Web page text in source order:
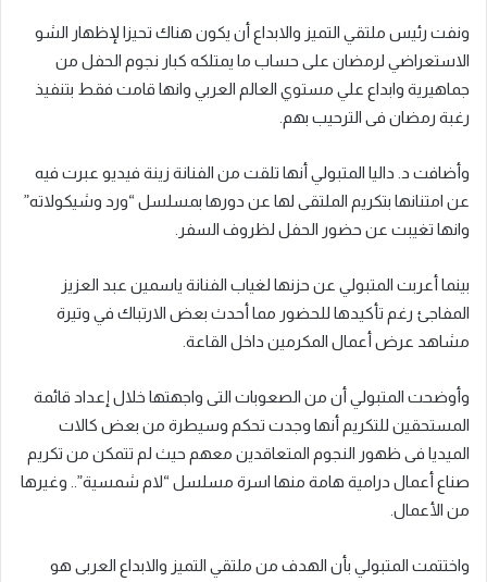
ونفت رئيس ملتقي التميز والابداع أن يكون هناك تحيزا لإظهار الشو
الاستعراضي لرمضان على حساب ما يمتلكه كبار نجوم الحفل من
جماهيرية وابداع علي مستوي العالم العربي وانها قامت فقط بتنفيذ
رغبة رمضان فى الترحيب بهم.
وأضافت د. داليا المتبولي أنها تلقت من الفنانة زينة فيديو عبرت فيه
عن امتنانها بتكريم الملتقى لها عن دورها بمسلسل “ورد وشيكولاته”
وانها تغيبت عن حضور الحفل لظروف السفر.
بينما أعربت المتبولي عن حزنها لغياب الفنانة ياسمين عبد العزيز
المفاجئ رغم تأكيدها للحضور مما أحدث بعض الارتباك في وتيرة
مشاهد عرض أعمال المكرمين داخل القاعة.
وأوضحت المتبولي أن من الصعوبات التى واجهتها خلال إعداد قائمة
المستحقين للتكريم أنها وجدت تحكم وسيطرة من بعض كالات
الميديا فى ظهور النجوم المتعاقدين معهم حيث لم تتمكن من تكريم
صناع أعمال درامية هامة منها اسرة مسلسل “لام شمسية”.. وغيرها
من الأعمال.
واختتمت المتبولي بأن الهدف من ملتقي التميز والابداع العربى هو